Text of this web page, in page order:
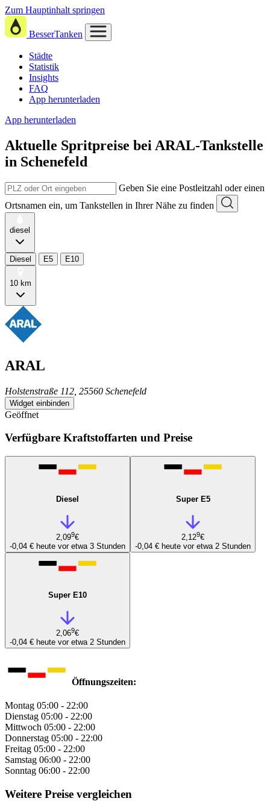
Zum Hauptinhalt springen
BesserTanken
Städte
Statistik
Insights
FAQ
App herunterladen
App herunterladen
Aktuelle Spritpreise bei ARAL-Tankstelle
in Schenefeld
Geben Sie eine Postleitzahl oder einen
Ortsnamen ein, um Tankstellen in Ihrer Nähe zu finden
diesel
Diesel E5 E10
10 km
ARAL
Holstenstraße 112, 25560 Schenefeld
Widget einbinden
Geöffnet
Verfügbare Kraftstoffarten und Preise
Diesel
2,099€
-0,04 € heute vor etwa 3 Stunden
Super E5
2,129€
-0,04 € heute vor etwa 2 Stunden
Super E10
2,069€
-0,04 € heute vor etwa 2 Stunden
Öffnungszeiten:
Montag 05:00 - 22:00
Dienstag 05:00 - 22:00
Mittwoch 05:00 - 22:00
Donnerstag 05:00 - 22:00
Freitag 05:00 - 22:00
Samstag 06:00 - 22:00
Sonntag 06:00 - 22:00
Weitere Preise vergleichen